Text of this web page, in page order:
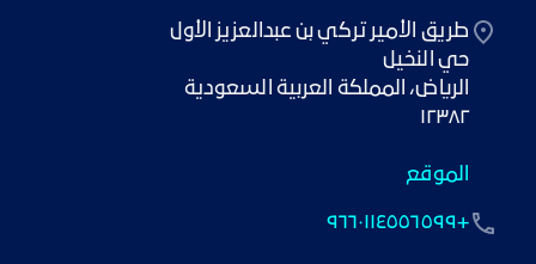
حي النخيل
١٢٣٨٢
الموقع
+٩٦٦٠١١٤٥٥٦٥٩٩